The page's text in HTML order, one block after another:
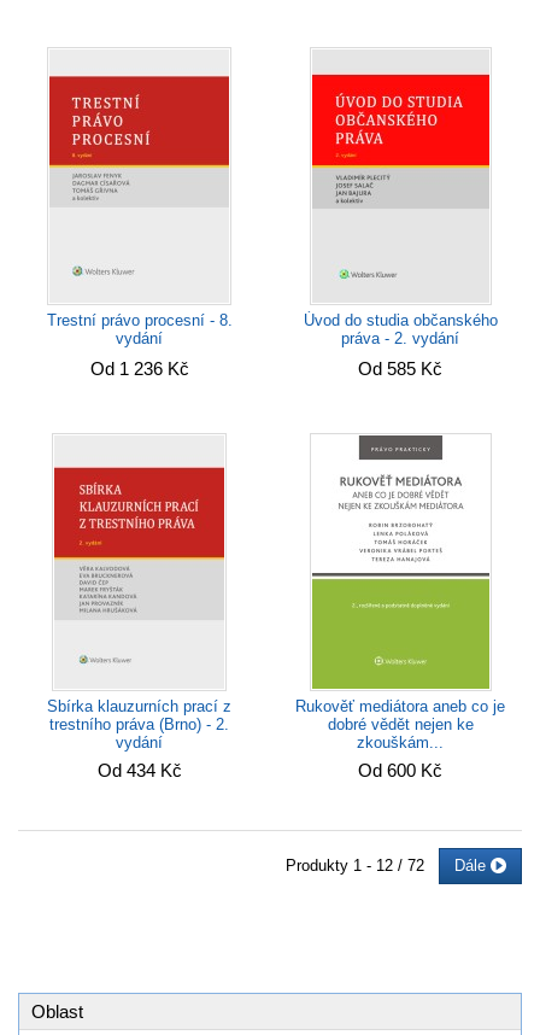
Trestní právo procesní - 8.
vydání
Od 1 236 Kč
Úvod do studia občanského
práva - 2. vydání
Od 585 Kč
Sbírka klauzurních prací z
trestního práva (Brno) - 2.
vydání
Od 434 Kč
Rukověť mediátora aneb co je
dobré vědět nejen ke
zkouškám...
Od 600 Kč
Produkty 1 - 12 / 72 Dále
Oblast